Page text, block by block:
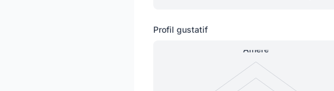
Profil gustatif
Amère